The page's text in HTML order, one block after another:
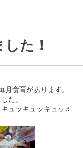
た！
食育があります。
た。
ュッキュッキュッ♬